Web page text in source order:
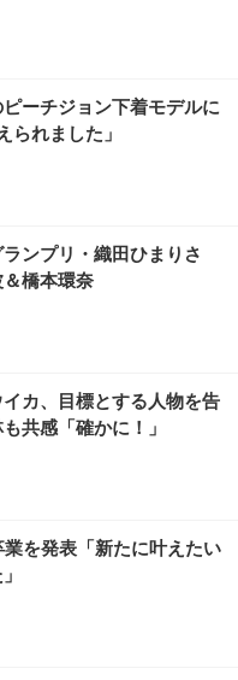
ーチジョン下着モデルに
られました」
ランプリ・織田ひまりさ
橋本環奈
カ、目標とする人物を告
共感「確かに！」
を発表「新たに叶えたい